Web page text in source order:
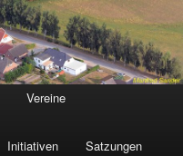
Vereine
Initiativen Satzungen